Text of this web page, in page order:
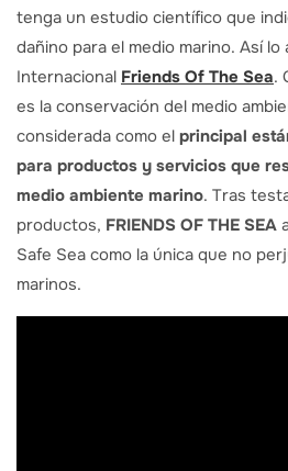
tenga un estudio científico que
dañino para el medio marino. Así
Internacional Friends Of The Sea.
es la conservación del medio
considerada como el principal
para productos y servicios que
medio ambiente marino. Tras
productos, FRIENDS OF THE SEA
Safe Sea como la única que no
marinos.